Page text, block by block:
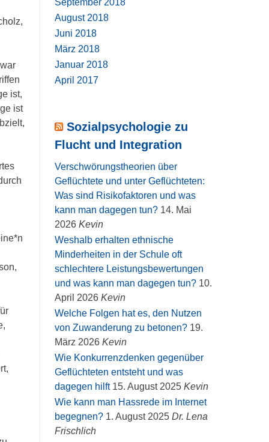
ist,
ist
September 2018
August 2018
Juni 2018
März 2018
Januar 2018
April 2017
Sozialpsychologie zu
Flucht und Integration
Verschwörungstheorien über
Geflüchtete und unter Geflüchteten:
Was sind Risikofaktoren und was
kann man dagegen tun? 14. Mai
2026 Kevin
Weshalb erhalten ethnische
Minderheiten in der Schule oft
schlechtere Leistungsbewertungen
und was kann man dagegen tun? 10.
April 2026 Kevin
Welche Folgen hat es, den Nutzen
von Zuwanderung zu betonen? 19.
März 2026 Kevin
Wie Konkurrenzdenken gegenüber
Geflüchteten entsteht und was
dagegen hilft 15. August 2025 Kevin
Wie kann man Hassrede im Internet
begegnen? 1. August 2025 Dr. Lena
Frischlich